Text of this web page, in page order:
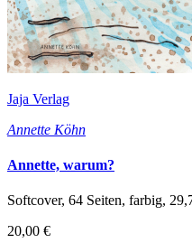
Jaja Verlag
Annette Köhn
Annette, warum?
Softcover, 64 Seiten, farbig,
20,00 €